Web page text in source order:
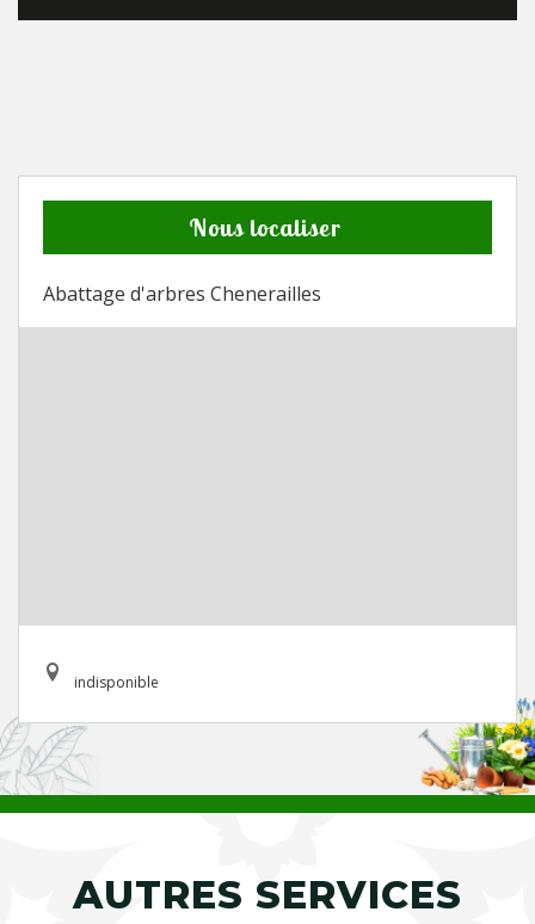
Nous localiser
Abattage d'arbres Chenerailles
indisponible
AUTRES SERVICES